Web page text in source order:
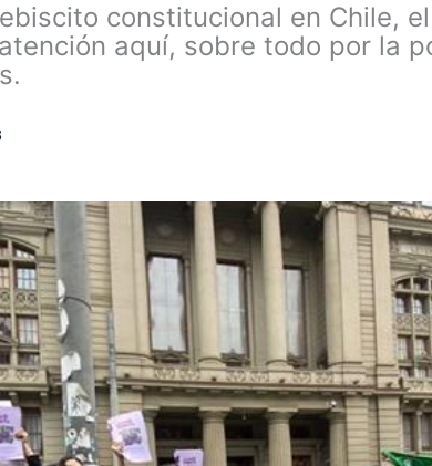
constitucional en Chile,
aquí, sobre todo por la